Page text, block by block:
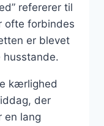
refererer til
ofte forbindes
er blevet
husstande.
kærlighed
der
en lang